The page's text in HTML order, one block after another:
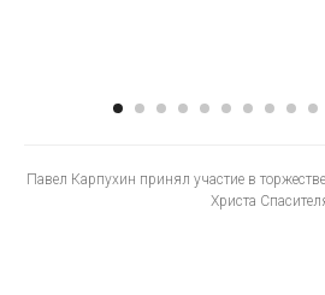
Павел Карпухин принял участие в
Христа